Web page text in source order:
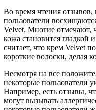
Во время чтения
пользователи
Velvet. Многие отмечают,
кожа становится гладкой
считает, что крем Velvet
короткие волоски, делая
Несмотря на все
некоторые пользователи
Например, есть отзывы,
могут вызывать